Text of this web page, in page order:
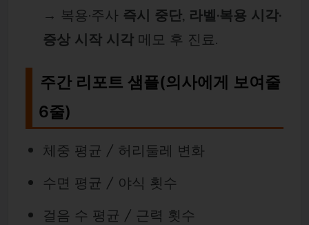
→ 복용·주사 즉시 중단, 라벨·복용 시각·
증상 시작 시각메모 후 진료.
주간 리포트 샘플(의사에게 보여줄
6줄)
체중 평균 / 허리둘레 변화
수면 평균 / 야식 횟수
걸음 수 평균 / 근력 횟수